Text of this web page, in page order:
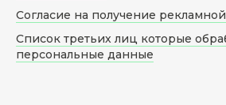
Согласие на получение
Список третьих лиц которые
персональные данные